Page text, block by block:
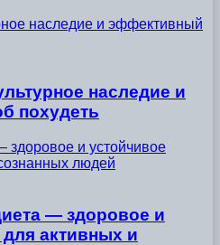
наследие и эффективный
наследие и
похудеть
здоровое и устойчивое
людей
— здоровое и
активных и